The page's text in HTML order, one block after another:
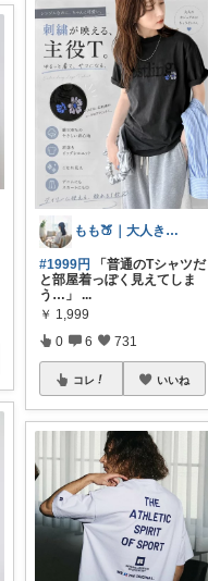
もも🍑｜大人きれいめファッション
#1999円
「普通のTシャツだ
と部屋着っぽく見えてしま
う…」
...
￥ 1,999
0 6 731
コレ いいね